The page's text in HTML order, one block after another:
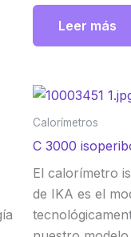
usuario
iniciales de 22
el modo de
análisis. IKA
Leer más
Calorímetros
C 3000
El calorímetro
de IKA es el